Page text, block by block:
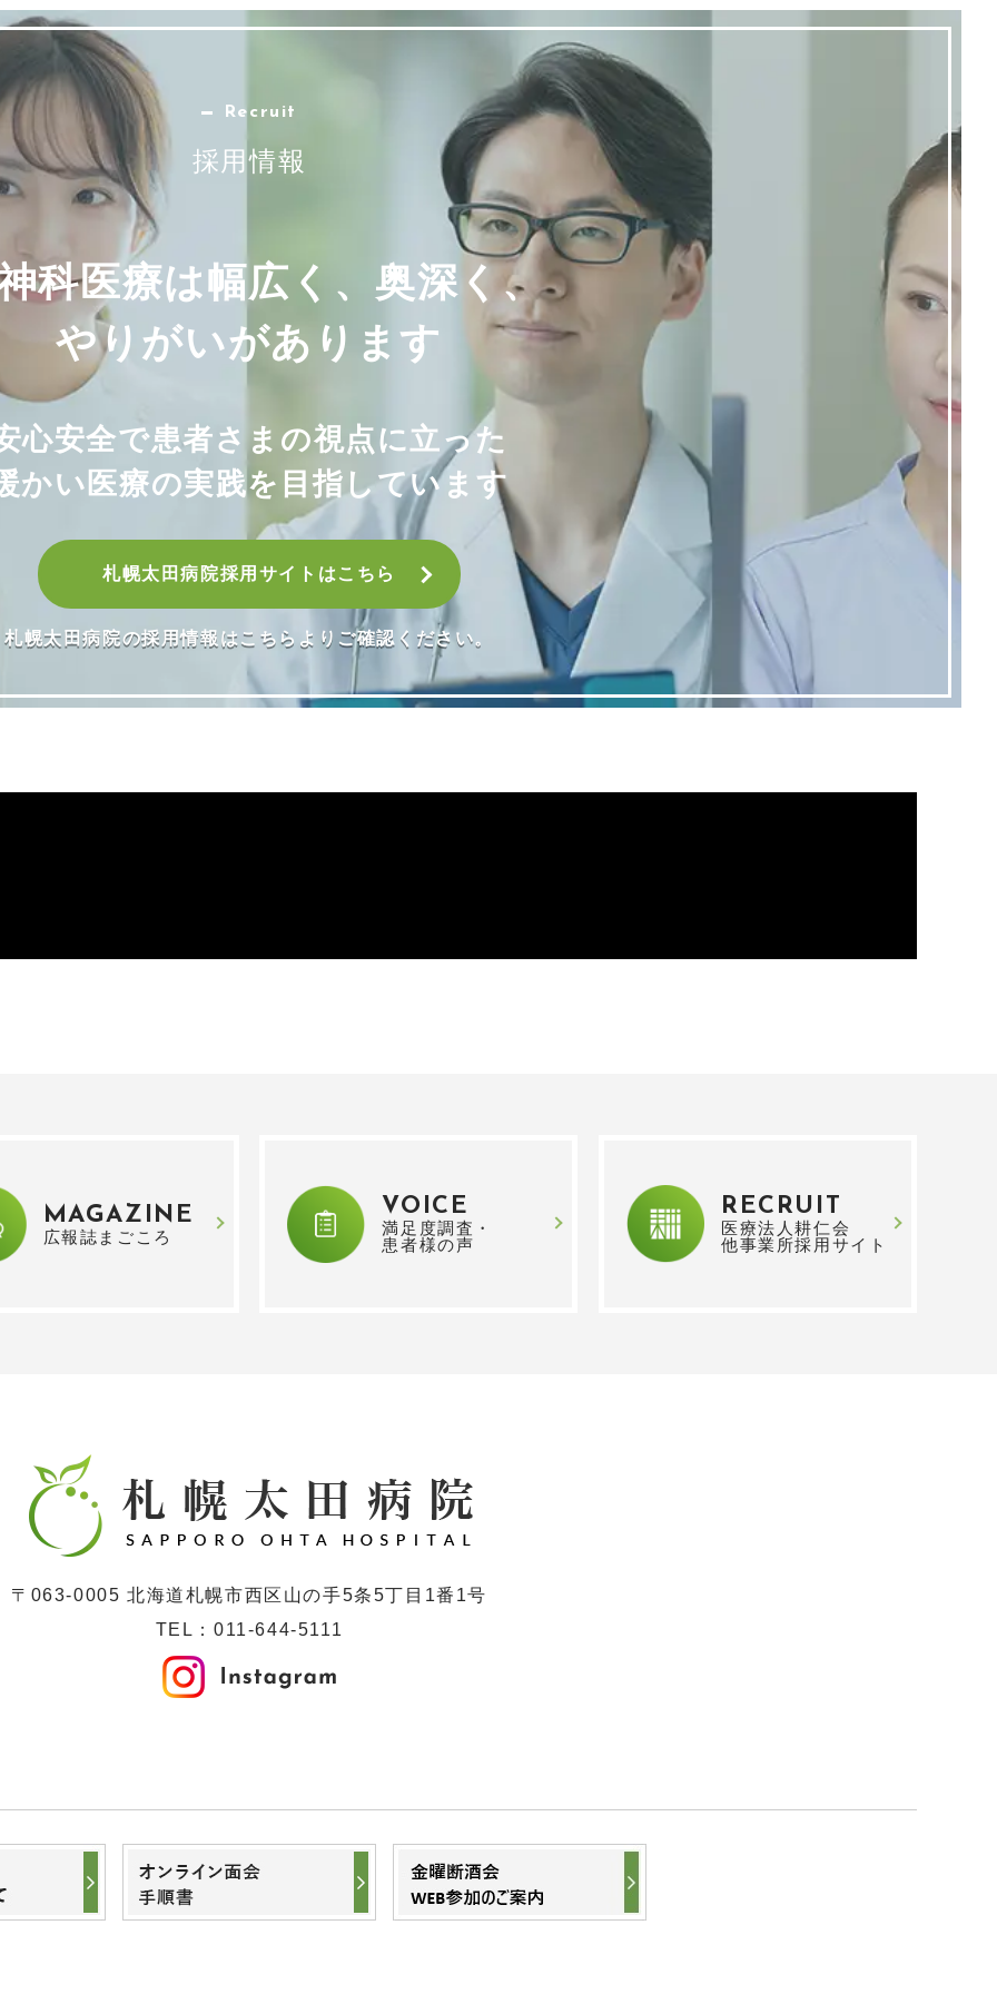
Recruit
採用情報
科医療は幅広く、奥深く、
やりがいがあります
心安全で患者さまの視点に立った
かい医療の実践を目指しています
札幌太田病院採用サイトはこちら
札幌太田病院の採用情報はこちらよりご確認ください。
MAGAZINE
広報誌まごころ
VOICE
満足度調査・
患者様の声
RECRUIT
医療法人耕仁会
他事業所採用サイト
〒063-0005 北海道札幌市西区山の手5条5丁目1番1号
TEL：011-644-5111